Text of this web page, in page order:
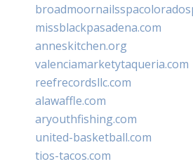
missblackpasadena.com
anneskitchen.org
valenciamarketytaqueria.com
reefrecordsllc.com
alawaffle.com
aryouthfishing.com
united-basketball.com
tios-tacos.com